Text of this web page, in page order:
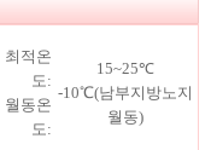
최적온
도:
월동온
도:
15~25℃
-10℃(남부지방노지
월동)